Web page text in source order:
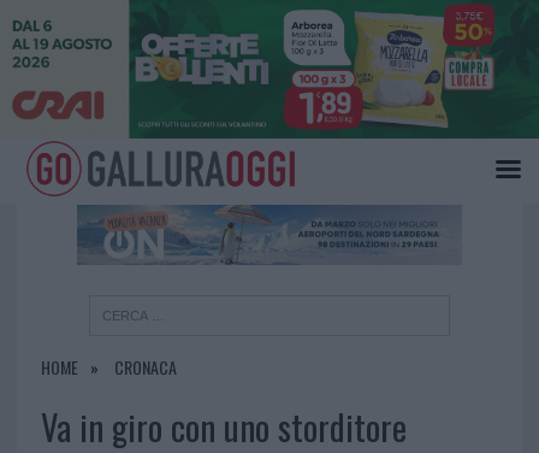
HOME CRONACA
Va in giro con uno storditore
×